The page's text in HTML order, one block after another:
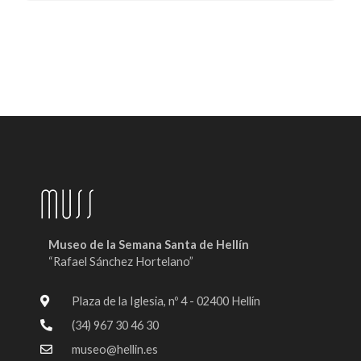
Museo de la Semana Santa de Hellín
“Rafael Sánchez Hortelano”
Plaza de la Iglesia, nº 4 - 02400 Hellín
(34) 967 30 46 30
museo@hellin.es